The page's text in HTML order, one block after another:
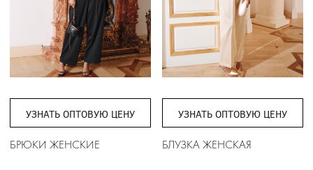
УЗНАТЬ ОПТОВУЮ ЦЕНУ
БРЮКИ ЖЕНСКИЕ
УЗНАТЬ ОПТОВУЮ ЦЕНУ
БЛУЗКА ЖЕНСКАЯ